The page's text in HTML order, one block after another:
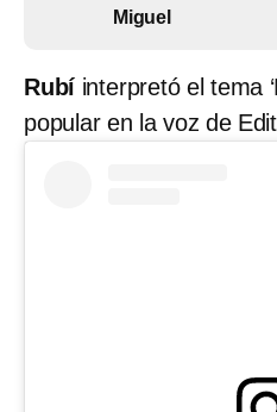
Miguel
Rubí interpretó el tema
popular en la voz de